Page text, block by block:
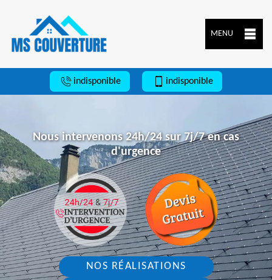
MENU
indisponible indisponible
Nous intervenons 24h/24 sur 7j/7 en cas
d'urgence
NOS RÉALISATIONS